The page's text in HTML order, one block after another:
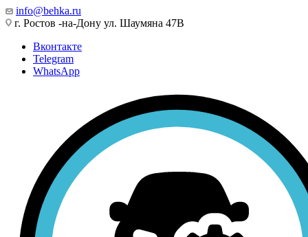
info@behka.ru
г. Ростов -на-Дону ул. Шаумяна 47В
Вконтакте
Telegram
WhatsApp